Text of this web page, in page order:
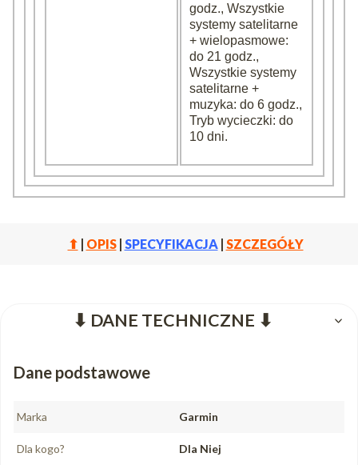
godz., Wszystkie
systemy satelitarne
+ wielopasmowe:
do 21 godz.,
Wszystkie systemy
satelitarne +
muzyka: do 6 godz.,
Tryb wycieczki: do
10 dni.
⬆ OPIS| SPECYFIKACJA| SZCZEGÓŁY
⬇ DANE TECHNICZNE ⬇
Dane podstawowe
Marka Garmin
Dla kogo? Dla Niej